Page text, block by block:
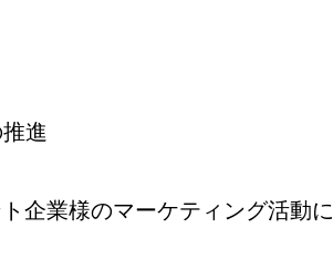
進
企業様のマーケティング活動に